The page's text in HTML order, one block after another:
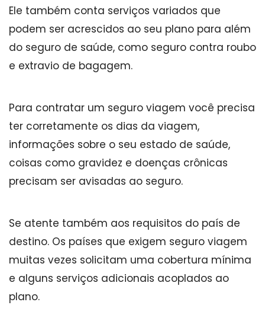
Ele também conta serviços variados que
podem ser acrescidos ao seu plano para além
do seguro de saúde, como seguro contra roubo
e extravio de bagagem.
Para contratar um seguro viagem você precisa
ter corretamente os dias da viagem,
informações sobre o seu estado de saúde,
coisas como gravidez e doenças crônicas
precisam ser avisadas ao seguro.
Se atente também aos requisitos do país de
destino. Os países que exigem seguro viagem
muitas vezes solicitam uma cobertura mínima
e alguns serviços adicionais acoplados ao
plano.